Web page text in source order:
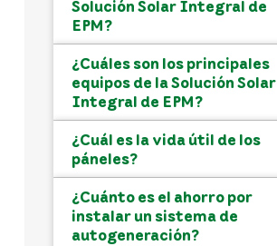
Solución Solar Integral de
EPM?
¿Cuáles son los principales
equipos de la Solución Solar
Integral de EPM?
¿Cuál es la vida útil de los
páneles?
¿Cuánto es el ahorro por
instalar un sistema de
autogeneración?